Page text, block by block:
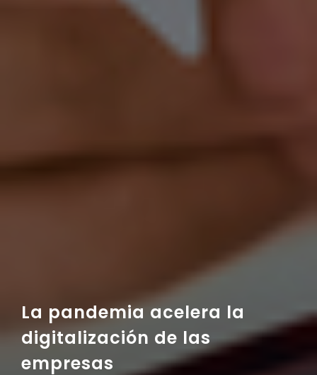
La pandemia acelera la
digitalización de las
empresas